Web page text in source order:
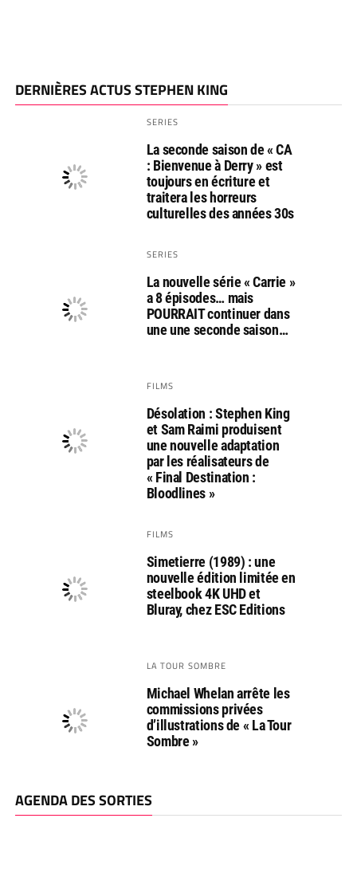
DERNIÈRES ACTUS STEPHEN KING
SERIES
La seconde saison de « CA
: Bienvenue à Derry » est
toujours en écriture et
traitera les horreurs
culturelles des années 30s
SERIES
La nouvelle série « Carrie »
a 8 épisodes… mais
POURRAIT continuer dans
une une seconde saison…
FILMS
Désolation : Stephen King
et Sam Raimi produisent
une nouvelle adaptation
par les réalisateurs de
« Final Destination :
Bloodlines »
FILMS
Simetierre (1989) : une
nouvelle édition limitée en
steelbook 4K UHD et
Bluray, chez ESC Editions
LA TOUR SOMBRE
Michael Whelan arrête les
commissions privées
d’illustrations de « La Tour
Sombre »
AGENDA DES SORTIES